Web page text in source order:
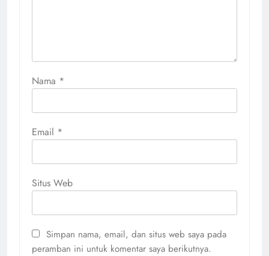
Nama *
Email *
Situs Web
Simpan nama, email, dan situs web saya pada
peramban ini untuk komentar saya berikutnya.